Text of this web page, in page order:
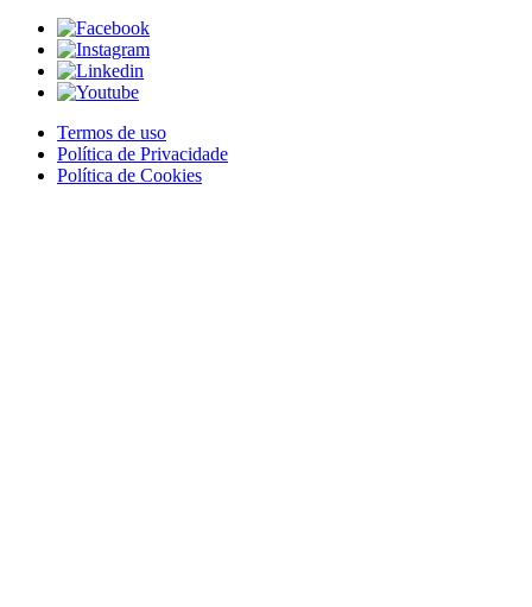
Termos de uso
Política de Privacidade
Política de Cookies